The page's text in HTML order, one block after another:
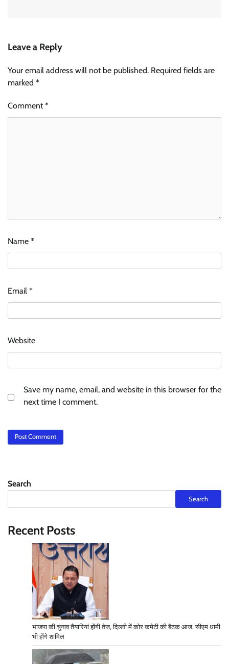
Leave a Reply
Your email address will not be published. Required fields are
marked *
Comment*
Name *
Email *
Website
Save my name, email, and website in this browser for the
next time I comment.
Search
Search
Recent Posts
भाजपा की चुनाव तैयारियां होंगी तेज, दिल्ली में कोर कमेटी की बैठक आज, सीएम धामी
भी होंगे शामिल